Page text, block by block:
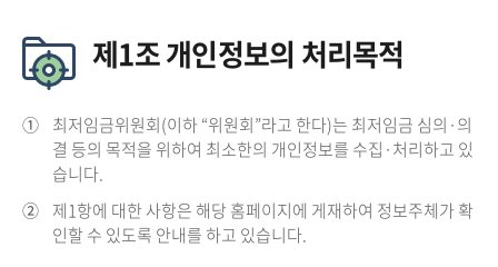
제1조 개인정보의 처리목적
① 최저임금위원회(이하 “위원회”라고 한다)는 최저임금 심의·의
결 등의 목적을 위하여 최소한의 개인정보를 수집·처리하고 있
습니다.
② 제1항에 대한 사항은 해당 홈페이지에 게재하여 정보주체가 확
인할 수 있도록 안내를 하고 있습니다.